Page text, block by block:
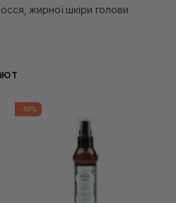
жирної шкіри голови
-50%